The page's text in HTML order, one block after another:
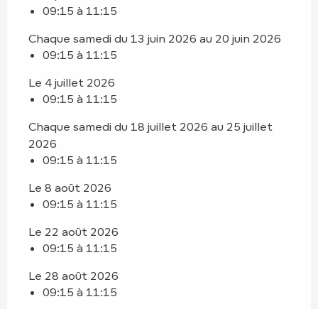
09:15 à 11:15
Chaque samedi du 13 juin 2026 au 20 juin 2026
09:15 à 11:15
Le 4 juillet 2026
09:15 à 11:15
Chaque samedi du 18 juillet 2026 au 25 juillet
2026
09:15 à 11:15
Le 8 août 2026
09:15 à 11:15
Le 22 août 2026
09:15 à 11:15
Le 28 août 2026
09:15 à 11:15